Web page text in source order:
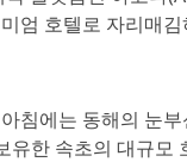
엄 호텔로 자리매
침에는 동해의 눈
유한 속초의 대규